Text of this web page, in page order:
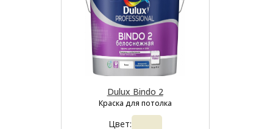
Dulux Bindo 2
Краска для потолка
Цвет: